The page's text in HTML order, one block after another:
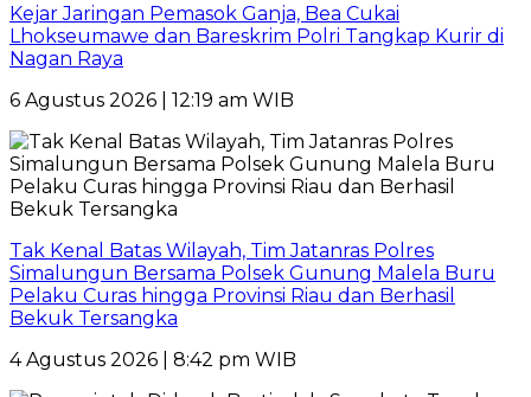
Kejar Jaringan Pemasok Ganja, Bea Cukai
Lhokseumawe dan Bareskrim Polri Tangkap Kurir di
Nagan Raya
6 Agustus 2026 | 12:19 am WIB
Tak Kenal Batas Wilayah, Tim Jatanras Polres
Simalungun Bersama Polsek Gunung Malela Buru
Pelaku Curas hingga Provinsi Riau dan Berhasil
Bekuk Tersangka
4 Agustus 2026 | 8:42 pm WIB